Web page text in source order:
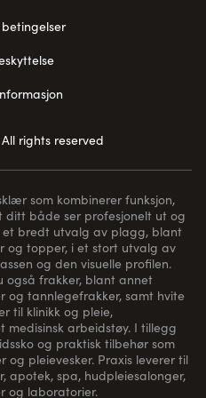
rights reserved
som kombinerer funksjon,
ditt både ser profesjonelt ut og
bredt utvalg av plagg, blant
og topper, i et stort utvalg av
og den visuelle profilen.
også frakker, blant annet
og tannlegefrakker, samt hvite
til klinikk og pleie,
medisinsk arbeidstøy. I tillegg
og praktisk tilbehør som
og pleievesker. Praxis leverer til
apotek, spa, hudpleiesalonger,
og laboratorier.